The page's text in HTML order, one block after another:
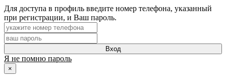
Для доступа в профиль введите номер телефона, указанный
при регистрации, и Ваш пароль.
Вход
Я не помню пароль
×